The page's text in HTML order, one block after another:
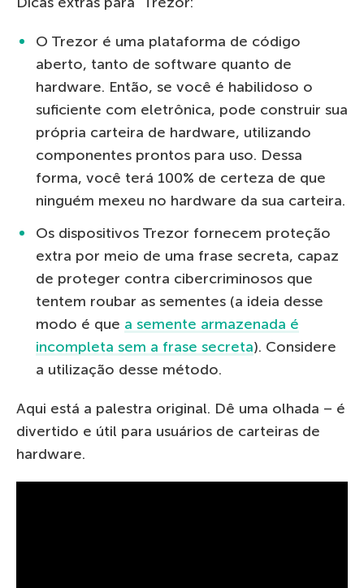
O Trezor é uma plataforma de código
aberto, tanto de software quanto de
hardware. Então, se você é habilidoso o
suficiente com eletrônica, pode construir sua
própria carteira de hardware, utilizando
componentes prontos para uso. Dessa
forma, você terá 100% de certeza de que
ninguém mexeu no hardware da sua carteira.
Os dispositivos Trezor fornecem proteção
extra por meio de uma frase secreta, capaz
de proteger contra cibercriminosos que
tentem roubar as sementes (a ideia desse
modo é que a semente armazenada é
incompleta sem a frase secreta). Considere
a utilização desse método.
Aqui está a palestra original. Dê uma olhada – é
divertido e útil para usuários de carteiras de
hardware.